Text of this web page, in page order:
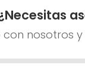
nosotros